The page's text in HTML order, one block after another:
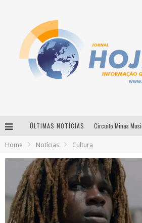
ÚLTIMAS NOTÍCIAS
Home Notícias Cultura